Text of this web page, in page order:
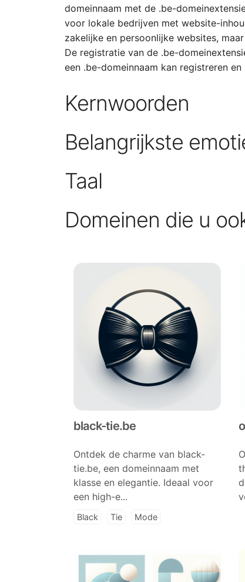
domeinnaam met de .be-
voor lokale bedrijven met website-
zakelijke en persoonlijke websites,
De registratie van de .be-
een .be-domeinnaam kan registreren en
Kernwoorden
Belangrijkste
Taal
Domeinen die u
black-tie.be
Ontdek de charme van black-
tie.be, een domeinnaam met
klasse en elegantie. Ideaal voor
een high-e...
Black Tie Mode